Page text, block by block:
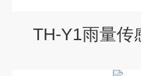
TH-Y1雨量传